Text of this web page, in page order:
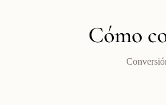
Cómo